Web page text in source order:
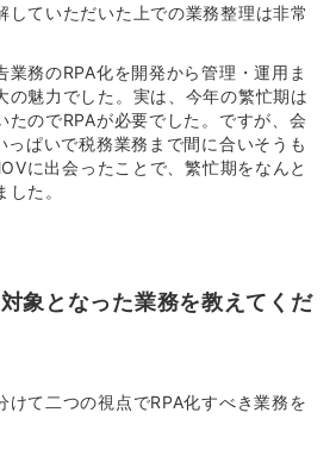
していただいた上での業務整理は非常
業務のRPA化を開発から管理・運用ま
の魅力でした。実は、今年の繁忙期は
たのでRPAが必要でした。ですが、会
っぱいで税務業務まで間に合いそうも
に出会ったことで、繁忙期をなんと
た。
象となった業務を教えてくだ
けて二つの視点でRPA化すべき業務を